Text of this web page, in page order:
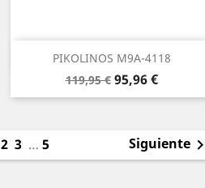
PIKOLINOS M9A-4118
Precio
base
119,95 € Precio
95,96 €
Vista rápida
2 3 … 5 Siguiente